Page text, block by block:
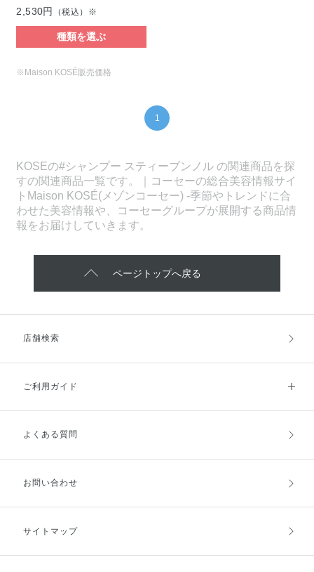
2,530円
（税込）※
種類を選ぶ
※Maison KOSÉ販売価格
1
KOSEの#シャンプー スティーブンノル の関連商品を探
すの関連商品一覧です。｜コーセーの総合美容情報サイ
トMaison KOSÉ(メゾンコーセー) -季節やトレンドに合
わせた美容情報や、コーセーグループが展開する商品情
報をお届けしていきます。
ページトップへ戻る
店舗検索
ご利用ガイド
ご利用ガイドトップ
お支払方法
キャンセル・返品・交換
よくある質問
お問い合わせ
サイトマップ